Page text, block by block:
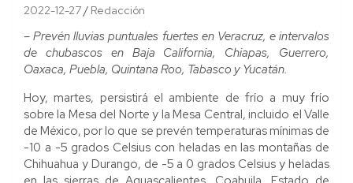
2022-12-27 Redacción
– Prevén lluvias puntuales fuertes en Veracruz, e intervalos
de chubascos en Baja California, Chiapas, Guerrero,
Oaxaca, Puebla, Quintana Roo, Tabasco y Yucatán.
Hoy, martes, persistirá el ambiente de frío a muy frío
sobre la Mesa del Norte y la Mesa Central, incluido el Valle
de México, por lo que se prevén temperaturas mínimas de
-10 a -5 grados Celsius con heladas en las montañas de
Chihuahua y Durango, de -5 a 0 grados Celsius y heladas